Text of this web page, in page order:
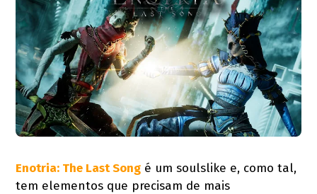
Enotria: The Last Song é um soulslike e, como tal,
tem elementos que precisam de mais